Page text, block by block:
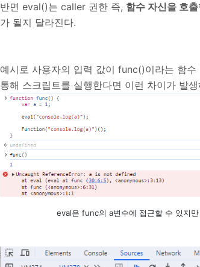
반면 eval()는 caller 권한 즉, 함수 자신을 호
가 될지 달라진다.
예시로 사용자의 입력 값이 func()이라는 함
통해 스크립트를 실행한다면 이런 차이가 발
eval은 func의 a변수에 접근할 수 있지